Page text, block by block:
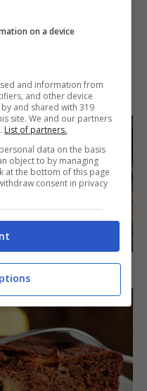
PIANO
al latte
on a device
and information from
and other device
and shared with 319
site. We and our partners
List of partners.
data on the basis
object to by managing
at the bottom of this page
consent in privacy